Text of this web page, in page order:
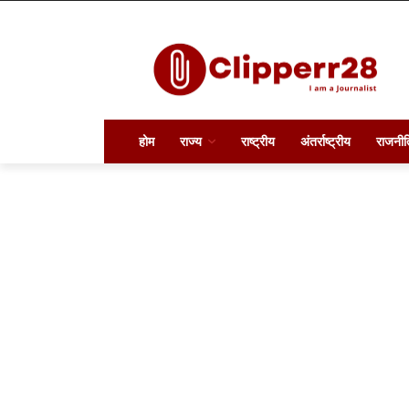
होम राज्य राष्ट्रीय अंतर्राष्ट्रीय